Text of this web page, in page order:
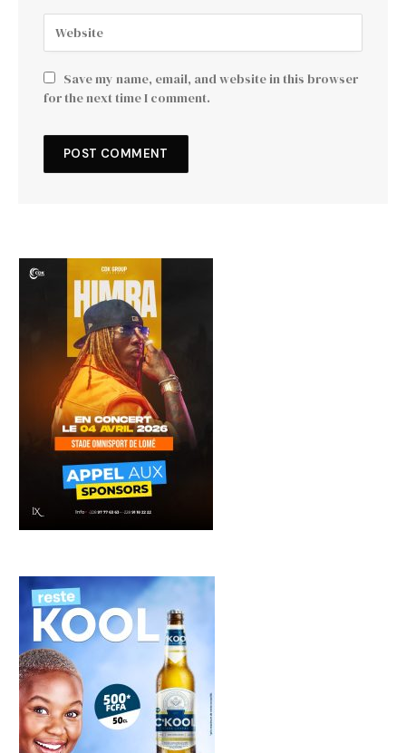
Save my name, email, and website in this browser
for the next time I comment.